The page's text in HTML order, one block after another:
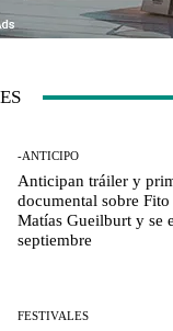
-ANTICIPO
Anticipan tráiler y
documental sobre
Matías Gueilburt y se
septiembre
FESTIVALES